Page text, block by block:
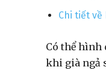
Chi tiết
Có thể hình
khi già ngả